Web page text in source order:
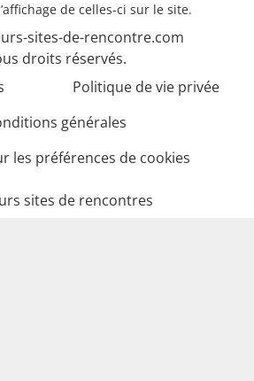
de celles-ci sur le site.
sites-de-rencontre.com
droits réservés.
Politique de vie privée
générales
les préférences de cookies
sites de rencontres